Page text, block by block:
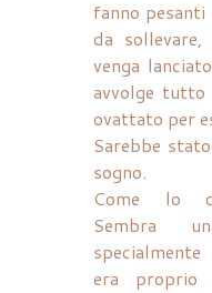
fanno
da
venga
avvolge tutto
ovattato per
Sarebbe
sogno.
Come lo
Sembra
era proprio